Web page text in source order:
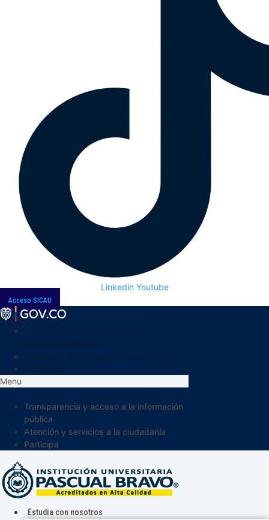
Linkedin Youtube
Acceso SICAU
Menu
Transparencia y acceso a la información
pública
Atención y servicios a la ciudadanía
Participa
Estudia con nosotros